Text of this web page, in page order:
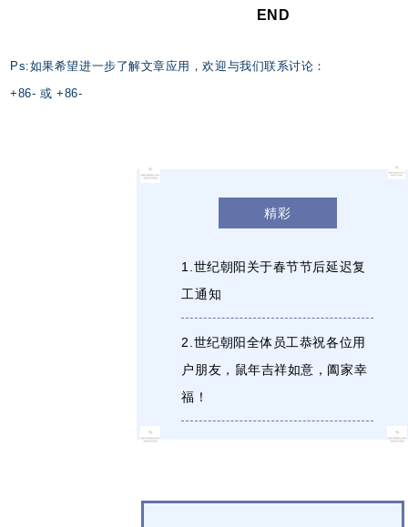
END
Ps:如果希望进一步了解文章应用，欢迎与我们联系讨论：
+86- 或 +86-
精彩
1.世纪朝阳关于春节节后延迟复
工通知
2.世纪朝阳全体员工恭祝各位用
户朋友，鼠年吉祥如意，阖家幸
福！